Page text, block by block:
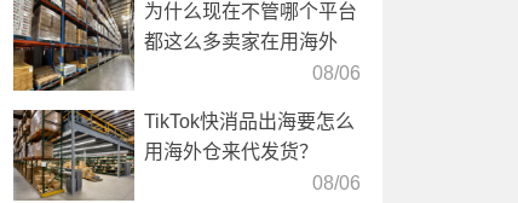
为什么现在不管哪个平台
都这么多卖家在用海外
08/06
TikTok快消品出海要怎么
用海外仓来代发货？
08/06